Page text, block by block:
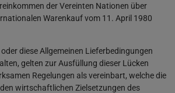
der Vereinten Nationen über
Warenkauf vom 11. April 1980
diese Allgemeinen Lieferbedingungen
gelten zur Ausfüllung dieser Lücken
Regelungen als vereinbart, welche die
wirtschaftlichen Zielsetzungen des